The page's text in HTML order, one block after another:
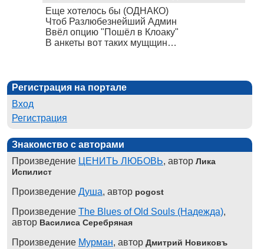
Еще хотелось бы (ОДНАКО)
Чтоб Разлюбезнейший Админ
Ввёл опцию "Пошёл в Клоаку"
В анкеты вот таких мущщин…
Регистрация на портале
Вход
Регистрация
Знакомство с авторами
Произведение ЦЕНИТЬ ЛЮБОВЬ, автор Лика
Испилист
Произведение Душа, автор pogost
Произведение The Blues of Old Souls (Надежда),
автор Василиса Серебряная
Произведение Мурман, автор Дмитрий Новиковъ